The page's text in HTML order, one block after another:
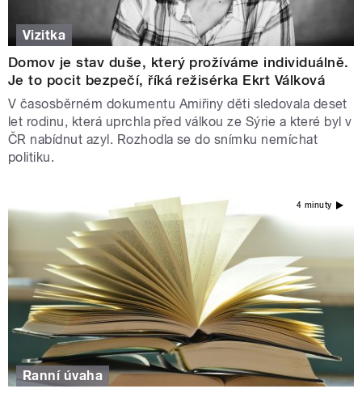
Vizitka
Domov je stav duše, který prožíváme individuálně.
Je to pocit bezpečí, říká režisérka Ekrt Válková
V časosběrném dokumentu Amiřiny děti sledovala deset
let rodinu, která uprchla před válkou ze Sýrie a které byl v
ČR nabídnut azyl. Rozhodla se do snímku nemíchat
politiku.
4 minuty
Ranní úvaha